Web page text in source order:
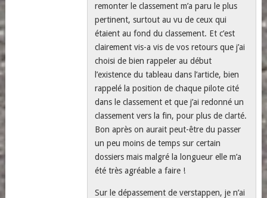
remonter le classement m’a paru le plus
pertinent, surtout au vu de ceux qui
étaient au fond du classement. Et c’est
clairement vis-a vis de vos retours que j’ai
choisi de bien rappeler au début
l’existence du tableau dans l’article, bien
rappelé la position de chaque pilote cité
dans le classement et que j’ai redonné un
classement vers la fin, pour plus de clarté.
Bon après on aurait peut-être du passer
un peu moins de temps sur certain
dossiers mais malgré la longueur elle m’a
été très agréable a faire !
Sur le dépassement de verstappen, je n’ai